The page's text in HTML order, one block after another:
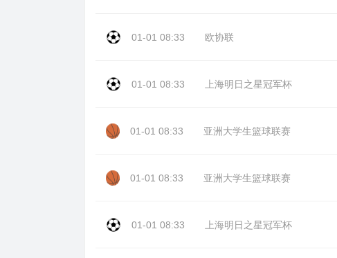
01-01 08:33 欧协联
01-01 08:33 上海明日之星冠军杯
01-01 08:33 亚洲大学生篮球联赛
01-01 08:33 亚洲大学生篮球联赛
01-01 08:33 上海明日之星冠军杯